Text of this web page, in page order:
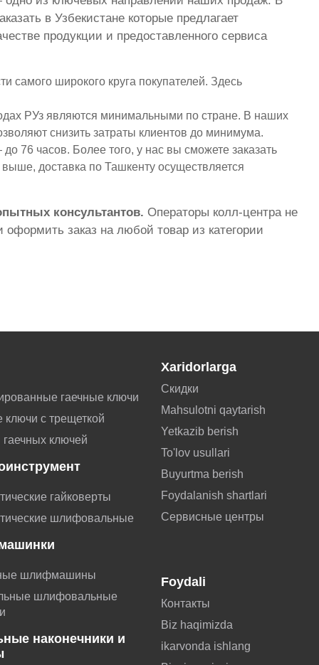
в Узбекистане которые предлагает
продукции и предоставленного сервиса
самого широкого круга покупателей. Здесь
РУз являются минимальными по стране. В наших
снизить затраты клиентов до минимума.
76 часов. Более того, у нас вы сможете заказать
доставка по Ташкенту осуществляется
консультантов. Операторы колл-центра не
заказ на любой товар из категории
гаечные ключи
ключи с трещеткой
ключей
гайковерты
шлифовальные
шлифмашины
шлифовальные
наконечники и
Xaridorlarga
Скидки
Mahsulotni qaytarish
Yetkazib berish
To'lov usullari
Buyurtma berish
Foydalanish shartlari
Сервисные центры
Foydali
Контакты
Biz haqimizda
ikarvonda ishlang